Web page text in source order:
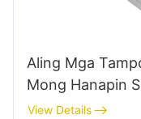
Aling Mga
Mong Hanapin
na Pagganap na
View Details